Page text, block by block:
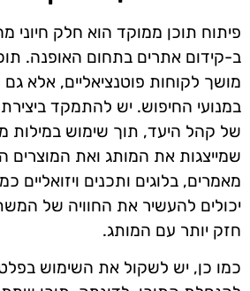
פיתוח תוכן ממוקד הוא חלק חיוני
ב-קידום אתרים בתחום האופנה.
מושך לקוחות פוטנציאליים, אלא
במנועי החיפוש. יש להתמקד
של קהל היעד, תוך שימוש במילות
שמייצגות את המותג ואת המוצרים
מאמרים, בלוגים ותכנים ויזואליים
יכולים להעשיר את החוויה של
חזק יותר עם המותג.
כמו כן, יש לשקול את השימוש